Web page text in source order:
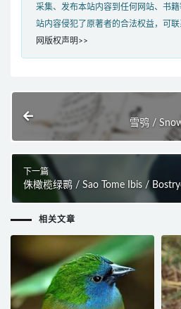
采集、发布本站内容到任何网站、书
站内容侵犯了原著者的合法权益，可联
网版权声明>>
雪鸮 /
下一篇
侏橄榄绿鹮 / Sao Tome Ibis /
相关文章